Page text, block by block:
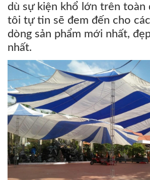
dù sự kiện khổ lớn trên toàn
tôi tự tin sẽ đem đến cho
dòng sản phẩm mới nhất,
nhất.